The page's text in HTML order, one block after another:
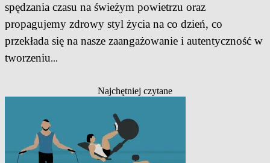
spędzania czasu na świeżym powietrzu oraz
propagujemy zdrowy styl życia na co dzień, co
przekłada się na nasze zaangażowanie i autentyczność w
tworzeniu...
Najchętniej czytane